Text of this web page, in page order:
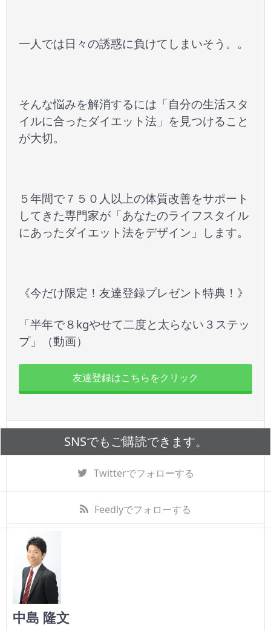
一人では日々の誘惑に負けてしまいそう。。
そんな悩みを解消するには「自分の生活スタ
イルに合ったダイエット法」を見つけること
が大切。
５年間で７５０人以上の体質改善をサポート
してきた専門家が「あなたのライフスタイル
にあったダイエット法をデザイン」します。
《今だけ限定！友達登録プレゼント特典！》
「半年で８kgやせて二度と太らない３ステッ
プ」（動画）
友達登録はこちらをクリック
SNSでもご購読できます。
Twitterでフォローする
Feedlyでフォローする
中島 隆文